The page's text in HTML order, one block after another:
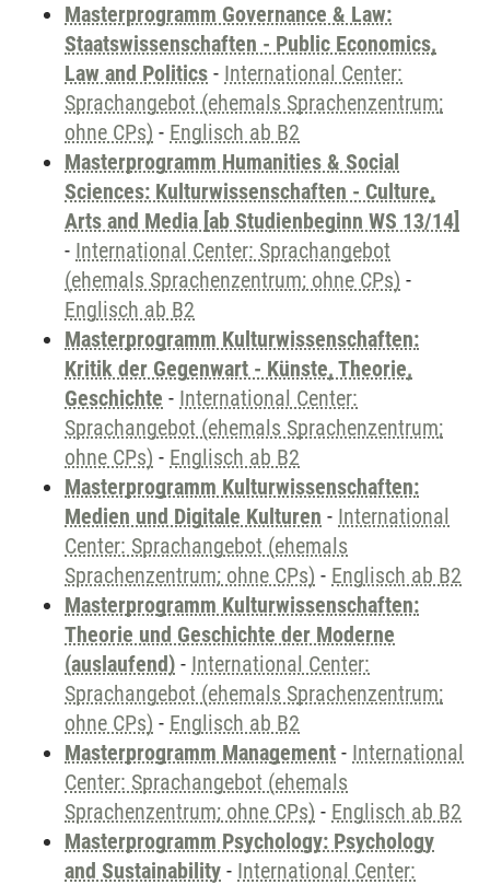
Masterprogramm Governance & Law:
Staatswissenschaften - Public Economics,
Law and Politics - International Center:
Sprachangebot (ehemals Sprachenzentrum;
ohne CPs) - Englisch ab B2
Masterprogramm Humanities & Social
Sciences: Kulturwissenschaften - Culture,
Arts and Media [ab Studienbeginn WS 13/14]
- International Center: Sprachangebot
(ehemals Sprachenzentrum; ohne CPs) -
Englisch ab B2
Masterprogramm Kulturwissenschaften:
Kritik der Gegenwart - Künste, Theorie,
Geschichte - International Center:
Sprachangebot (ehemals Sprachenzentrum;
ohne CPs) - Englisch ab B2
Masterprogramm Kulturwissenschaften:
Medien und Digitale Kulturen - International
Center: Sprachangebot (ehemals
Sprachenzentrum; ohne CPs) - Englisch ab B2
Masterprogramm Kulturwissenschaften:
Theorie und Geschichte der Moderne
(auslaufend) - International Center:
Sprachangebot (ehemals Sprachenzentrum;
ohne CPs) - Englisch ab B2
Masterprogramm Management - International
Center: Sprachangebot (ehemals
Sprachenzentrum; ohne CPs) - Englisch ab B2
Masterprogramm Psychology: Psychology
and Sustainability - International Center: